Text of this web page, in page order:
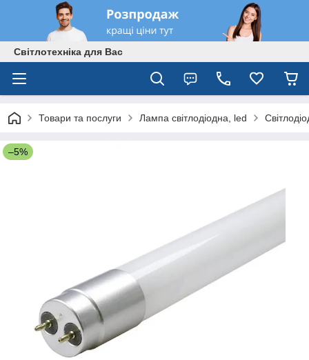
Світлотехніка для Вас
Товари та послуги Лампа світлодіодна, led
–5%